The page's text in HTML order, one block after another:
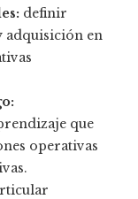
definir
adquisición en
que
operativas